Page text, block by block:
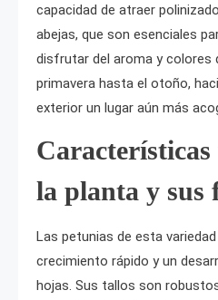
capacidad de atraer
abejas, que son esenciales
disfrutar del aroma y colores
primavera hasta el otoño,
exterior un lugar aún más
Características
la planta y sus
Las petunias de esta
crecimiento rápido y un
hojas. Sus tallos son